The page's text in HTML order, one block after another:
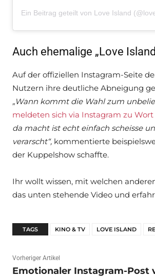
Ein Beitrag geteilt von Love Island
Auch ehemalige „Love
Auf der offiziellen Instagram-Seite
Nutzern ihre deutliche Abneigung
„Wann kommt die Wahl zum
meldeten sich via Instagram zu Wort
da macht ist echt einfach scheisse
verarscht“, kommentierte
der Kuppelshow schaffte.
Ihr wollt wissen, mit welchen
das unten stehende Video und
TAGS KINO & TV LOVE ISLAND
Vorheriger Artikel
Emotionaler Instagram-Post